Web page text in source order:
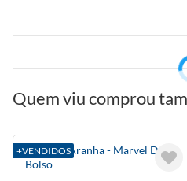
Quem viu comprou
+VENDIDOS
Homem-Aranha - Marvel De
Bolso